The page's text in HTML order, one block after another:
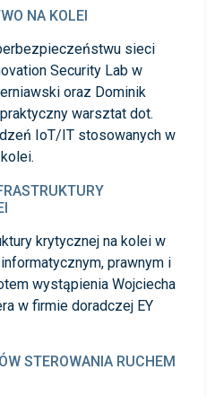
NA KOLEI
sieci
Security Lab w
oraz Dominik
warsztat dot.
IoT/IT stosowanych w
krytycznej na kolei w
prawnym i
wystąpienia Wojciecha
w firmie doradczej EY
STEROWANIA RUCHEM